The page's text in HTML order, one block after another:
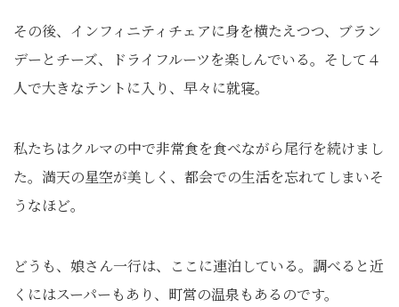
その後、インフィニティチェアに身を横たえつつ、ブラン
デーとチーズ、ドライフルーツを楽しんでいる。そして４
人で大きなテントに入り、早々に就寝。
私たちはクルマの中で非常食を食べながら尾行を続けまし
た。満天の星空が美しく、都会での生活を忘れてしまいそ
うなほど。
どうも、娘さん一行は、ここに連泊している。調べると近
くにはスーパーもあり、町営の温泉もあるのです。